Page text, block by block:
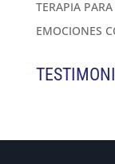
TERAPIA
EMOCIONES